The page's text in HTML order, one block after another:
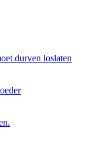
durven loslaten